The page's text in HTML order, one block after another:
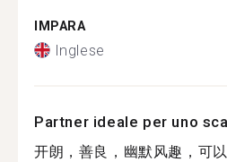
IMPARA
Inglese
Partner ideale per uno
开朗，善良，幽默风趣，可